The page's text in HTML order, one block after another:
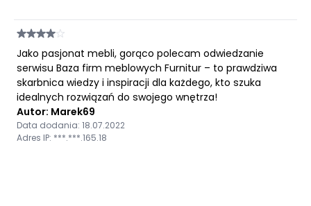
Jako pasjonat mebli, gorąco polecam odwiedzanie
serwisu Baza firm meblowych Furnitur – to prawdziwa
skarbnica wiedzy i inspiracji dla każdego, kto szuka
idealnych rozwiązań do swojego wnętrza!
Autor: Marek69
Data dodania: 18.07.2022
Adres IP: ***.***.165.18